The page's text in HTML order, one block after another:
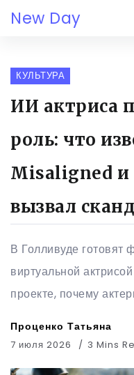
New Day
КУЛЬТУРА
ИИ актриса
роль: что
Misaligned и
вызвал
В Голливуде
виртуальной
проекте, почему
Проценко Татьяна
7 июля 2026 3 Mins